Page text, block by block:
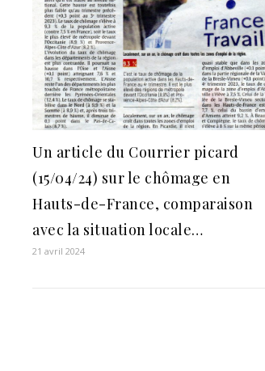
Un article du Courrier picard
(15/04/24) sur le chômage en
Hauts-de-France, comparaison
avec la situation locale…
21 avril 2024